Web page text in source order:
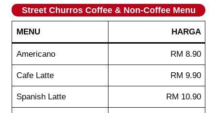
Street Churros Coffee & Non-Coffee Menu
MENU HARGA
Americano RM 8.90
Cafe Latte RM 9.90
Spanish Latte RM 10.90